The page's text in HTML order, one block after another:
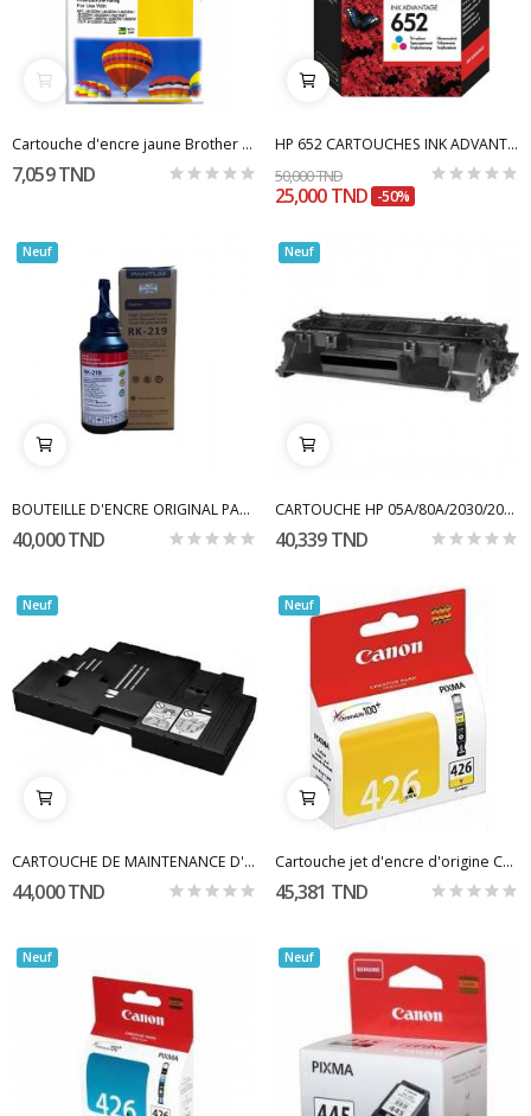
Cartouche d'encre jaune Brother DE-B221 / 223Y...
7,059 TND
HP 652 CARTOUCHES INK ADVANTAGE TROIS COULEURS
50,000 TND
25,000 TND -50%
Neuf
BOUTEILLE D'ENCRE ORIGINAL PANTUM RK-219 - NOIR
40,000 TND
Neuf
CARTOUCHE HP 05A/80A/2030/2035/2050/2055 ADAPTABLE
40,339 TND
Neuf
CARTOUCHE DE MAINTENANCE D'ORIGINE CANON POUR...
44,000 TND
Neuf
Cartouche jet d'encre d'origine Canon 426 yellow
45,381 TND
Neuf Neuf